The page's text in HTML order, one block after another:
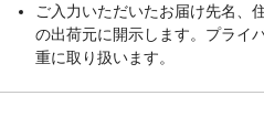
ご入力いただいたお届け先名、
の出荷元に開示します。プライ
重に取り扱います。